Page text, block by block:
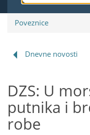
Poveznice
Dnevne novosti
DZS: U
putnika i
robe